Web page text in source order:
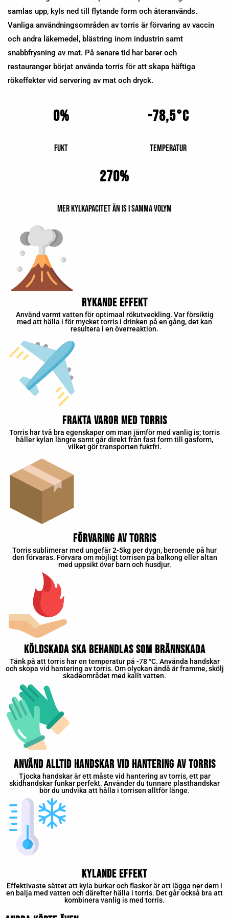
samlas upp, kyls ned till flytande form och återanvänds.
Vanliga användningsområden av torris är förvaring av vaccin
och andra läkemedel, blästring inom industrin samt
snabbfrysning av mat. På senare tid har barer och
restauranger börjat använda torris för att skapa häftiga
rökeffekter vid servering av mat och dryck.
0%
Fukt
-78,5°C
Temperatur
270%
mer kylkapacitet än is i samma volym
Rykande effekt
Använd varmt vatten för optimaal rökutveckling. Var försiktig
med att hälla i för mycket torris i drinken på en gång, det kan
resultera i en överreaktion.
Frakta varor med torris
Torris har två bra egenskaper om man jämför med vanlig is; torris
håller kylan längre samt går direkt från fast form till gasform,
vilket gör transporten fuktfri.
Förvaring av torris
Torris sublimerar med ungefär 2-5kg per dygn, beroende på hur
den förvaras. Förvara om möjligt torrisen på balkong eller altan
med uppsikt över barn och husdjur.
Köldskada ska behandlas som brännskada
Tänk på att torris har en temperatur på -78 °C. Använda handskar
och skopa vid hantering av torris. Om olyckan ändå är framme, skölj
skadeområdet med kallt vatten.
Använd alltid handskar vid hantering av torris
Tjocka handskar är ett måste vid hantering av torris, ett par
skidhandskar funkar perfekt. Använder du tunnare plasthandskar
bör du undvika att hålla i torrisen alltför länge.
Kylande effekt
Effektivaste sättet att kyla burkar och flaskor är att lägga ner dem i
en balja med vatten och därefter hälla i torris. Det går också bra att
kombinera vanlig is med torris.